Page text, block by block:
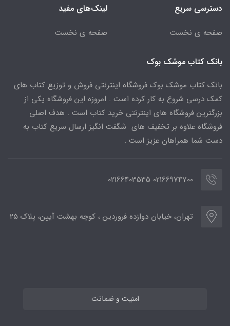
دسترسی سریع
صفحه ی نخست
لینک‌های مفید
صفحه ی نخست
بانک کتاب موشک بوک
بانک کتاب موشک بوک فروشگاه اینترنتی فروش و توزیع کتاب های
کمک درسی شروع به کار کرده است . امروزه این فروشگاه یکی از
بزرگترین فروشگاه های اینترنتی خرید کتاب است . هدف اصلی
فروشگاه علاوه بر تخفیف های شگفت انگیز ارسال سریع کتاب به
دست شما همراهان عزیز است .
02166974700 02166403535
تهران، خیابان دوازده فروردین ، کوچه بهشت آیین، پلاک 25
امنیت و ضمانت